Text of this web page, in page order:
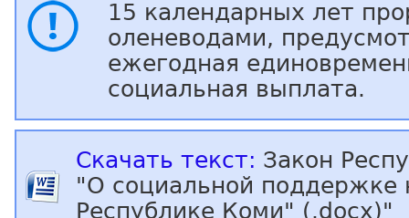
15 календарных лет
оленеводами,
ежегодная
социальная выплата.
Скачать текст: Закон
"О социальной поддержке
Республике Коми" (.docx)"